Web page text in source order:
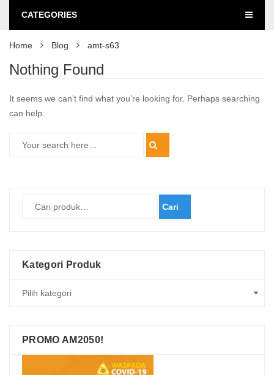
CATEGORIES
Home Blog amt-s63
Nothing Found
It seems we can’t find what you’re looking for. Perhaps searching
can help.
Cari
Kategori Produk
PROMO AM2050!